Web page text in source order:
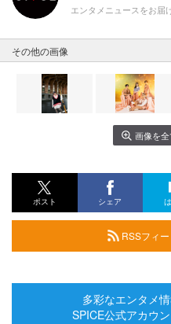
エンタメニュースをお届
その他の画像
画像を全
ポスト シェア
RSSフィー
多彩なエンタメ
SPICE公式アカウ